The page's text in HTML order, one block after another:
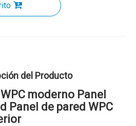
del Producto
moderno Panel
Panel de pared WPC